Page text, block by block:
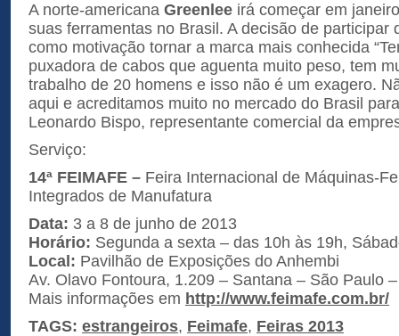
A norte-americana Greenlee irá começar em
suas ferramentas no Brasil. A decisão de participar
como motivação tornar a marca mais conhecida
puxadora de cabos que aguenta muito peso, tem
trabalho de 20 homens e isso não é um exagero.
aqui e acreditamos muito no mercado do Brasil
Leonardo Bispo, representante comercial da
Serviço:
14ª FEIMAFE – Feira Internacional de Máquinas-
Integrados de Manufatura
Data: 3 a 8 de junho de 2013
Horário: Segunda a sexta – das 10h às 19h,
Local: Pavilhão de Exposições do Anhembi
Av. Olavo Fontoura, 1.209 – Santana – São Paulo
Mais informações em http://www.feimafe.com.br/
TAGS: estrangeiros, Feimafe, Feiras 2013